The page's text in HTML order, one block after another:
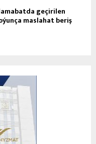
geçirilen
maslahat beriş